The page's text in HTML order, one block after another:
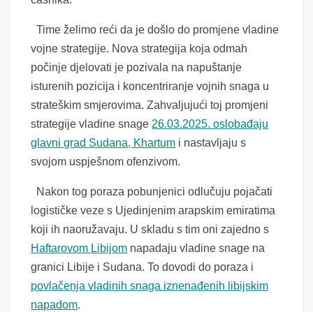
Time želimo reći da je došlo do promjene vladine
vojne strategije. Nova strategija koja odmah
počinje djelovati je pozivala na napuštanje
isturenih pozicija i koncentriranje vojnih snaga u
strateškim smjerovima. Zahvaljujući toj promjeni
strategije vladine snage 26.03.2025. oslobađaju
glavni grad Sudana, Khartum i nastavljaju s
svojom uspješnom ofenzivom.
Nakon tog poraza pobunjenici odlučuju pojačati
logističke veze s Ujedinjenim arapskim emiratima
koji ih naoružavaju. U skladu s tim oni zajedno s
Haftarovom Libijom napadaju vladine snage na
granici Libije i Sudana. To dovodi do poraza i
povlačenja vladinih snaga iznenađenih libijskim
napadom.